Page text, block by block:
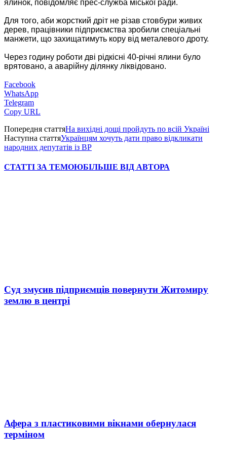
ялинок, повідомляє прес-служба міської ради.
Для того, аби жорсткий дріт не різав стовбури живих
дерев, працівники підприємства зробили спеціальні
манжети, що захищатимуть кору від металевого дроту.
Через годину роботи дві рідкісні 40-річні ялини було
врятовано, а аварійну ділянку ліквідовано.
Facebook
WhatsApp
Telegram
Copy URL
Попередня статтяНа вихідні дощі пройдуть по всій Україні
Наступна статтяУкраїнцям хочуть дати право відкликати
народних депутатів із ВР
СТАТТІ ЗА ТЕМОЮБІЛЬШЕ ВІД АВТОРА
Суд змусив підприємців повернути Житомиру
землю в центрі
Афера з пластиковими вікнами обернулася
терміном